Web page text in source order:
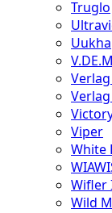
Truglo
Uukha
V.DE.M
Viper
White
Wifler
Wild